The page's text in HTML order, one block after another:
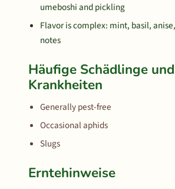
umeboshi and pickling
Flavor is complex: mint, basil,
notes
Häufige Schädlinge und
Krankheiten
Generally pest-free
Occasional aphids
Slugs
Erntehinweise